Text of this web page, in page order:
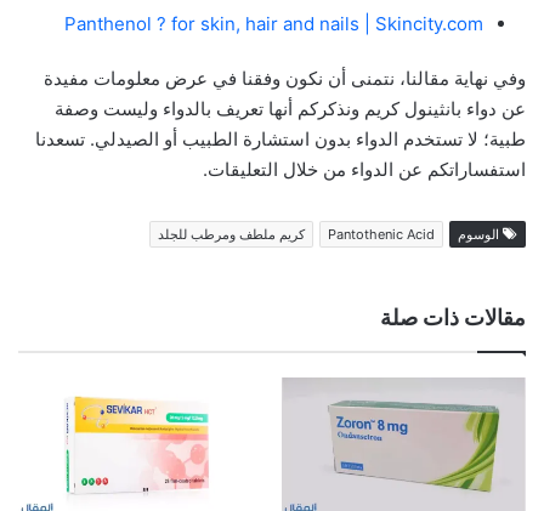
Panthenol ? for skin, hair and nails | Skincity.com
وفي نهاية مقالنا، نتمنى أن نكون وفقنا في عرض معلومات مفيدة
عن دواء بانثينول كريم ونذكركم أنها تعريف بالدواء وليست وصفة
طبية؛ لا تستخدم الدواء بدون استشارة الطبيب أو الصيدلي. تسعدنا
استفساراتكم عن الدواء من خلال التعليقات.
الوسوم Pantothenic Acid كريم ملطف ومرطب للجلد
مقالات ذات صلة